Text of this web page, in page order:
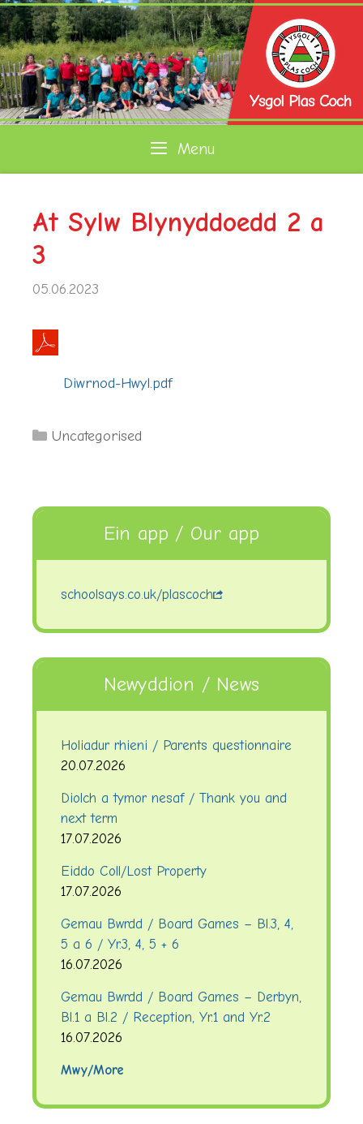
Skip
to
content
Menu
At Sylw Blynyddoedd 2 a
3
05.06.2023
Diwrnod-Hwyl.pdf
Categories
Uncategorised
Ein app / Our app
schoolsays.co.uk/plascoch
Newyddion / News
Holiadur rhieni / Parents questionnaire
20.07.2026
Diolch a tymor nesaf / Thank you and
next term
17.07.2026
Eiddo Coll/Lost Property
17.07.2026
Gemau Bwrdd / Board Games – Bl.3, 4,
5 a 6 / Yr.3, 4, 5 + 6
16.07.2026
Gemau Bwrdd / Board Games – Derbyn,
Bl.1 a Bl.2 / Reception, Yr.1 and Yr.2
16.07.2026
Mwy/More